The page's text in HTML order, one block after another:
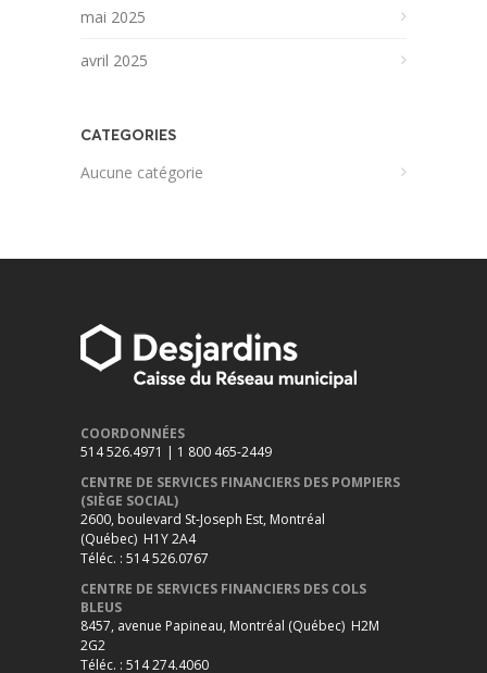
mai 2025
avril 2025
CATEGORIES
Aucune catégorie
COORDONNÉES
514 526.4971 | 1 800 465-2449
CENTRE DE SERVICES FINANCIERS DES POMPIERS
(SIÈGE SOCIAL)
2600, boulevard St-Joseph Est, Montréal
(Québec) H1Y 2A4
Téléc. : 514 526.0767
CENTRE DE SERVICES FINANCIERS DES COLS
BLEUS
8457, avenue Papineau, Montréal (Québec) H2M
2G2
Téléc. : 514 274.4060